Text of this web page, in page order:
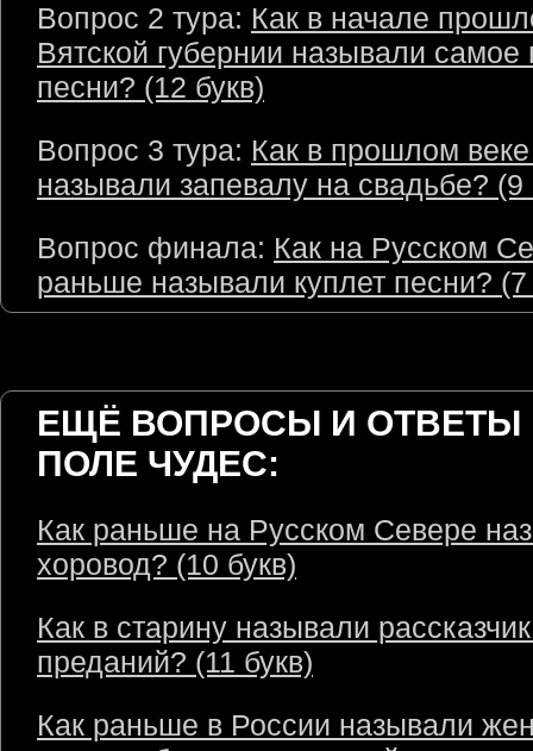
Вопрос 2 тура: Как в начале
Вятской губернии называли самое
песни? (12 букв)
Вопрос 3 тура: Как в прошлом
называли запевалу на свадьбе? (9
Вопрос финала: Как на Русском
раньше называли куплет песни? (7
ЕЩЁ ВОПРОСЫ И ОТВЕТЫ
ПОЛЕ ЧУДЕС:
Как раньше на Русском Севере
хоровод? (10 букв)
Как в старину называли
преданий? (11 букв)
Как раньше в России называли